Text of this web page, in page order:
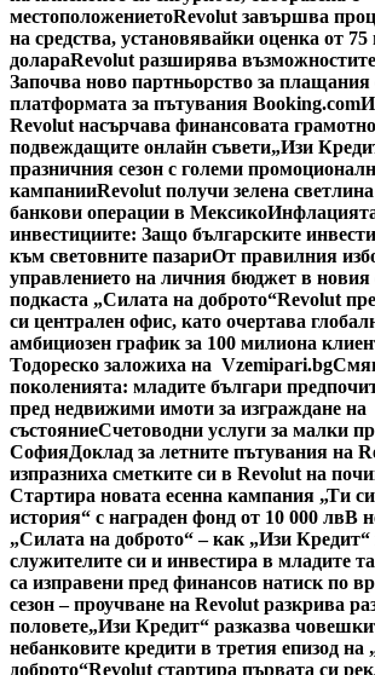
местоположениетоRevolut завършва
на средства, установявайки оценка от
долараRevolut разширява
Започва ново партньорство за плащания
платформата за пътувания Booking.com
Revolut насърчава финансовата
подвеждащите онлайн съвети„Изи
празничния сезон с големи
кампанииRevolut получи зелена
банкови операции в Мексико
инвестициите: Защо българските
към световните пазариОт правилния
управлението на личния бюджет в новия
подкаста „Силата на доброто“Revolut
си централен офис, като очертава
амбициозен график за 100 милиона
Тодореско заложиха на Vzemipari.bg
поколенията: младите българи
пред недвижими имоти за изграждане на
състояниеСчетоводни услуги за малки
СофияДоклад за летните пътувания на
изпразниха сметките си в Revolut на
Стартира новата есенна кампания „Ти
история“ с награден фонд от 10 000 лвВ
„Силата на доброто“ – как „Изи
служителите си и инвестира в младите
са изправени пред финансов натиск по
сезон – проучване на Revolut разкрива
половете„Изи Кредит“ разказва
небанковите кредити в третия епизод на
доброто“Revolut стартира първата си